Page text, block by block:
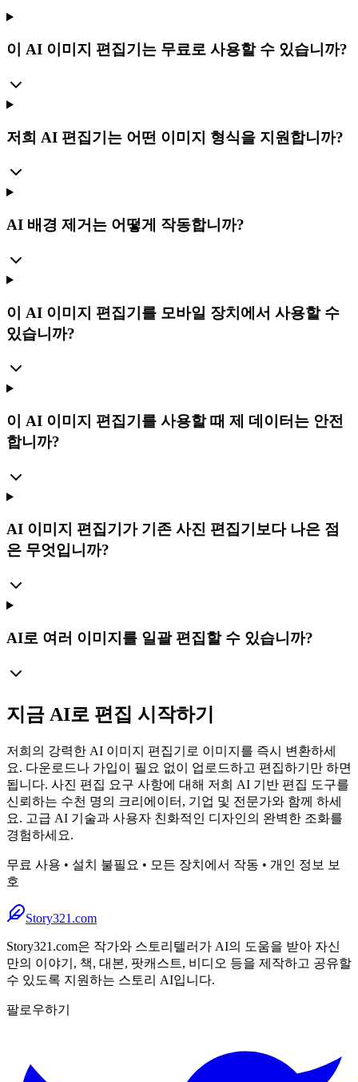
이 AI 이미지 편집기는 무료로 사용할 수 있습니까?
저희 AI 편집기는 어떤 이미지 형식을 지원합니까?
AI 배경 제거는 어떻게 작동합니까?
이 AI 이미지 편집기를 모바일 장치에서 사용할 수
있습니까?
이 AI 이미지 편집기를 사용할 때 제 데이터는 안전
합니까?
AI 이미지 편집기가 기존 사진 편집기보다 나은 점
은 무엇입니까?
AI로 여러 이미지를 일괄 편집할 수 있습니까?
지금 AI로 편집 시작하기
저희의 강력한 AI 이미지 편집기로 이미지를 즉시 변환하세
요. 다운로드나 가입이 필요 없이 업로드하고 편집하기만 하면
됩니다. 사진 편집 요구 사항에 대해 저희 AI 기반 편집 도구를
신뢰하는 수천 명의 크리에이터, 기업 및 전문가와 함께 하세
요. 고급 AI 기술과 사용자 친화적인 디자인의 완벽한 조화를
경험하세요.
무료 사용 • 설치 불필요 • 모든 장치에서 작동 • 개인 정보 보
호
Story321.com
Story321.com은 작가와 스토리텔러가 AI의 도움을 받아 자신
만의 이야기, 책, 대본, 팟캐스트, 비디오 등을 제작하고 공유할
수 있도록 지원하는 스토리 AI입니다.
팔로우하기